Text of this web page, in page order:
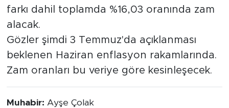
farkı dahil toplamda %16,03 oranında zam
alacak.
Gözler şimdi 3 Temmuz'da açıklanması
beklenen Haziran enflasyon rakamlarında.
Zam oranları bu veriye göre kesinleşecek.
Muhabir: Ayşe Çolak